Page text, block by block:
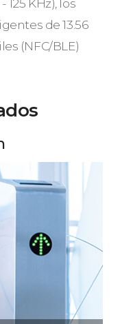
de 13.56
(NFC/BLE)